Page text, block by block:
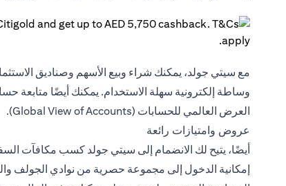
مع سيتي جولد، يمكنك شراء وبيع الأسهم وصناديق
وساطة إلكترونية سهلة الاستخدام. يمكنك أيضًا متابعة
العرض العالمي للحسابات (Global View of Accounts).
عروض وامتيازات رائعة
أيضًا، يتيح لك الانضمام إلى سيتي جولد كسب مكافآت
إمكانية الدخول إلى مجموعة حصرية من نوادي الجولف